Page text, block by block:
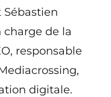
Sébastien
charge de la
responsable
digitale.